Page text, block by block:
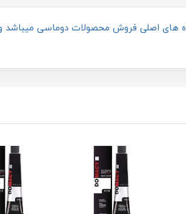
جزو پایگاه های اصلی فروش محصولات دوماسی